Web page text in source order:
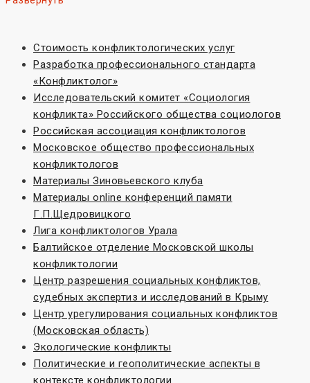
Стоимость конфликтологических услуг
Разработка профессионального стандарта
«Конфликтолог»
Исследовательский комитет «Социoлогия
конфликта» Российского общества социологов
Российская ассоциация конфликтологов
Московское общество профессиональных
конфликтологов
Материалы Зиновьевского клуба
Материалы online конференций памяти
Г.П.Щедровицкого
Лига конфликтологов Урала
Балтийское отделение Московской школы
конфликтологии
Центр разрешения социальных конфликтов,
судебных экспертиз и исследований в Крыму
Центр урегулирования социальных конфликтов
(Московская область)
Экологические конфликты
Политические и геополитические аспекты в
контексте конфликтологии